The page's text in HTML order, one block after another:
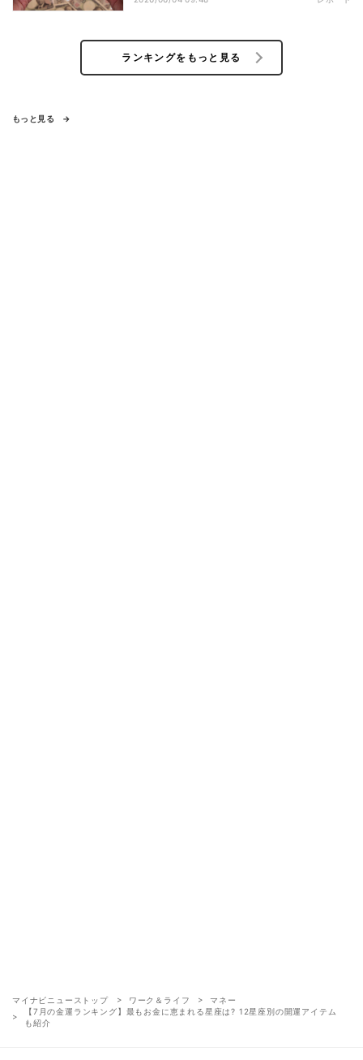
ランキングをもっと見る
もっと見る
マイナビニューストップ ワーク＆ライフ
マネー
【7月の金運ランキング】最もお金に恵まれる星座は? 12星座別の開運アイテム
も紹介